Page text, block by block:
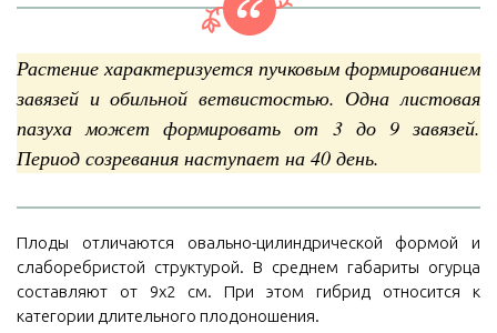
Растение характеризуется пучковым формированием
завязей и обильной ветвистостью. Одна листовая
пазуха может формировать от 3 до 9 завязей.
Период созревания наступает на 40 день.
Плоды отличаются овально-цилиндрической формой и
слаборебристой структурой. В среднем габариты огурца
составляют от 9х2 см. При этом гибрид относится к
категории длительного плодоношения.